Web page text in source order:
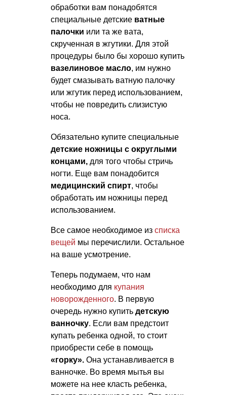
обработки вам понадобятся
специальные детские ватные
палочки или та же вата,
скрученная в жгутики. Для этой
процедуры было бы хорошо купить
вазелиновое масло, им нужно
будет смазывать ватную палочку
или жгутик перед использованием,
чтобы не повредить слизистую
носа.
Обязательно купите специальные
детские ножницы с округлыми
концами, для того чтобы стричь
ногти. Еще вам понадобится
медицинский спирт, чтобы
обработать им ножницы перед
использованием.
Все самое необходимое из списка
вещей мы перечислили. Остальное
на ваше усмотрение.
Теперь подумаем, что нам
необходимо для купания
новорожденного. В первую
очередь нужно купить детскую
ванночку. Если вам предстоит
купать ребенка одной, то стоит
приобрести себе в помощь
«горку». Она устанавливается в
ванночке. Во время мытья вы
можете на нее класть ребенка,